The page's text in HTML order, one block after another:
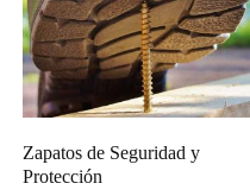
Zapatos de Seguridad y
Protección